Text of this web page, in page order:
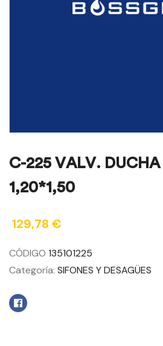
C-225 VALV.
1,20*1,50
129,78 €
CÓDIGO 135101225
Categoría: SIFONES Y DESAGÜES
Facebook